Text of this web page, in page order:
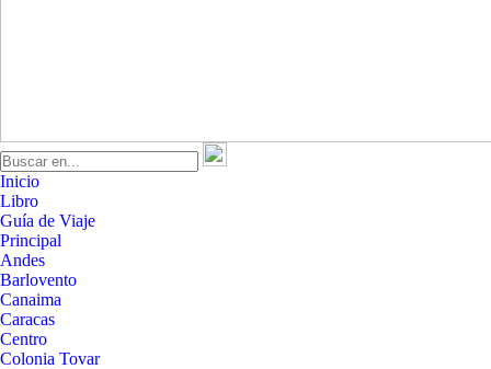
Inicio
Libro
Guía de Viaje
Principal
Andes
Barlovento
Canaima
Caracas
Centro
Colonia Tovar